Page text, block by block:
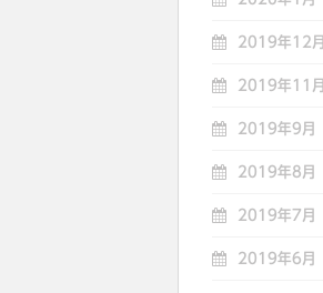
2019年12月
2019年11月
2019年9月
2019年8月
2019年7月
2019年6月